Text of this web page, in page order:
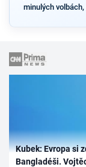
minulých volbách,
Kubek: Evropa si
Bangladéši.